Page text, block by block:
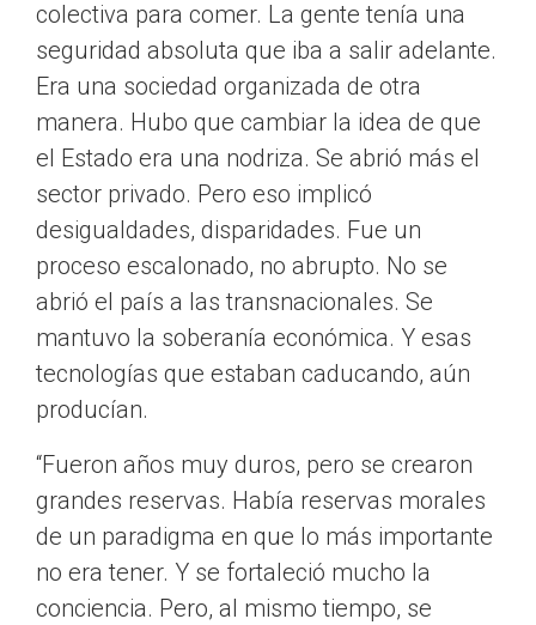
colectiva para comer. La gente tenía una
seguridad absoluta que iba a salir adelante.
Era una sociedad organizada de otra
manera. Hubo que cambiar la idea de que
el Estado era una nodriza. Se abrió más el
sector privado. Pero eso implicó
desigualdades, disparidades. Fue un
proceso escalonado, no abrupto. No se
abrió el país a las transnacionales. Se
mantuvo la soberanía económica. Y esas
tecnologías que estaban caducando, aún
producían.
“Fueron años muy duros, pero se crearon
grandes reservas. Había reservas morales
de un paradigma en que lo más importante
no era tener. Y se fortaleció mucho la
conciencia. Pero, al mismo tiempo, se